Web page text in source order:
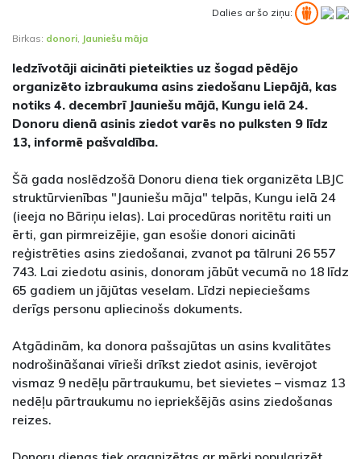
Dalies ar šo ziņu:
Birkas: donori Jauniešu māja
Iedzīvotāji aicināti pieteikties uz šogad pēdējo
organizēto izbraukuma asins ziedošanu Liepājā, kas
notiks 4. decembrī Jauniešu mājā, Kungu ielā 24.
Donoru dienā asinis ziedot varēs no pulksten 9 līdz
13, informē pašvaldība.
Šā gada noslēdzošā Donoru diena tiek organizēta LBJC
struktūrvienības "Jauniešu māja" telpās, Kungu ielā 24
(ieeja no Bāriņu ielas). Lai procedūras noritētu raiti un
ērti, gan pirmreizējie, gan esošie donori aicināti
reģistrēties asins ziedošanai, zvanot pa tālruni 26 557
743. Lai ziedotu asinis, donoram jābūt vecumā no 18 līdz
65 gadiem un jājūtas veselam. Līdzi nepieciešams
derīgs personu apliecinošs dokuments.
Atgādinām, ka donora pašsajūtas un asins kvalitātes
nodrošināšanai vīrieši drīkst ziedot asinis, ievērojot
vismaz 9 nedēļu pārtraukumu, bet sievietes – vismaz 13
nedēļu pārtraukumu no iepriekšējās asins ziedošanas
reizes.